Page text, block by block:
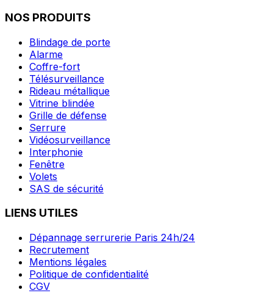
NOS PRODUITS
Blindage de porte
Alarme
Coffre-fort
Télésurveillance
Rideau métallique
Vitrine blindée
Grille de défense
Serrure
Vidéosurveillance
Interphonie
Fenêtre
Volets
SAS de sécurité
LIENS UTILES
Dépannage serrurerie Paris 24h/24
Recrutement
Mentions légales
Politique de confidentialité
CGV